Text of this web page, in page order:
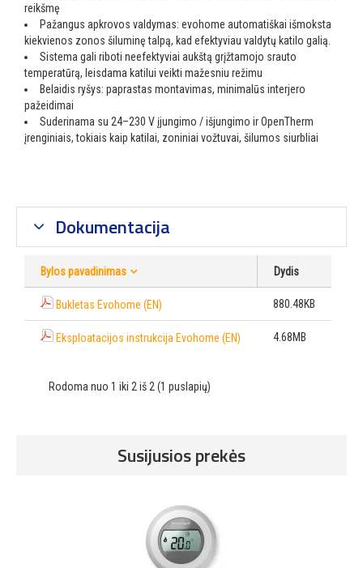
reikšmę
Pažangus apkrovos valdymas: evohome automatiškai išmoksta
kiekvienos zonos šiluminę talpą, kad efektyviau valdytų katilo galią.
Sistema gali riboti neefektyviai aukštą grįžtamojo srauto
temperatūrą, leisdama katilui veikti mažesniu režimu
Belaidis ryšys: paprastas montavimas, minimalūs interjero
pažeidimai
Suderinama su 24–230 V įjungimo / išjungimo ir OpenTherm
įrenginiais, tokiais kaip katilai, zoniniai vožtuvai, šilumos siurbliai
Dokumentacija
Bylos pavadinimas Dydis
Bukletas Evohome (EN) 880.48KB
Eksploatacijos instrukcija Evohome (EN) 4.68MB
Rodoma nuo 1 iki 2 iš 2 (1 puslapių)
Susijusios prekės